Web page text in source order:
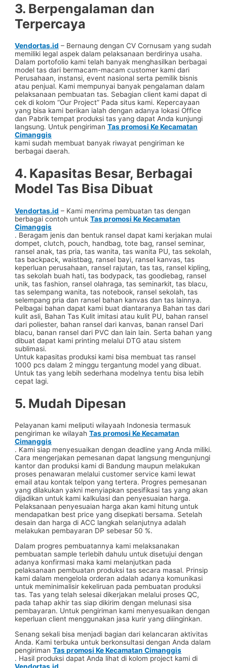
3. Berpengalaman dan
Terpercaya
Vendortas.id – Bernaung dengan CV Cornusam yang sudah
memiliki legal aspek dalam pelaksanaan berdirinya usaha.
Dalam portofolio kami telah banyak menghasilkan berbagai
model tas dari bermacam-macam customer kami dari
Perusahaan, instansi, event nasional serta pemilik bisnis
atau penjual. Kami mempunyai banyak pengalaman dalam
pelaksanaan pembuatan tas. Sebagian client kami dapat di
cek di kolom “Our Project” Pada situs kami. Kepercayaan
yang bisa kami berikan ialah dengan adanya lokasi Office
dan Pabrik tempat produksi tas yang dapat Anda kunjungi
langsung. Untuk pengirimanTas promosi Ke Kecamatan
Cimanggis
kami sudah membuat banyak riwayat pengiriman ke
berbagai daerah.
4. Kapasitas Besar, Berbagai
Model Tas Bisa Dibuat
Vendortas.id – Kami menrima pembuatan tas dengan
berbagai contoh untukTas promosi Ke Kecamatan
Cimanggis
. Beragam jenis dan bentuk ransel dapat kami kerjakan mulai
dompet, clutch, pouch, handbag, tote bag, ransel seminar,
ransel anak, tas pria, tas wanita, tas wanita PU, tas sekolah,
tas backpack, waistbag, ransel bayi, ransel kanvas, tas
keperluan perusahaan, ransel rajutan, tas tas, ransel kipling,
tas sekolah buah hati, tas bodypack, tas goodiebag, ransel
unik, tas fashion, ransel olahraga, tas seminarkit, tas blacu,
tas selempang wanita, tas notebook, ransel sekolah, tas
selempang pria dan ransel bahan kanvas dan tas lainnya.
Pelbagai bahan dapat kami buat diantaranya Bahan tas dari
kulit asli, Bahan Tas Kulit imitasi atau kulit PU, bahan ransel
dari poliester, bahan ransel dari kanvas, banan ransel Dari
blacu, banan ransel dari PVC dan lain lain. Serta bahan yang
dibuat dapat kami printing melalui DTG atau sistem
sublimasi.
Untuk kapasitas produksi kami bisa membuat tas ransel
1000 pcs dalam 2 minggu tergantung model yang dibuat.
Untuk tas yang lebih sederhana modelnya tentu bisa lebih
cepat lagi.
5. Mudah Dipesan
Pelayanan kami meliputi wilayaah Indonesia termasuk
pengiriman ke wilayahTas promosi Ke Kecamatan
Cimanggis
. Kami siap menyesuaikan dengan deadline yang Anda miliki.
Cara mengerjakan pemesanan dapat langsung mengunjungi
kantor dan produksi kami di Bandung maupun melakukan
proses penawaran melalui customer service kami lewat
email atau kontak telpon yang tertera. Progres pemesanan
yang dilakukan yakni menyiapkan spesifikasi tas yang akan
dijadikan untuk kami kalkulasi dan penyesuaian harga.
Pelaksanaan penyesuaian harga akan kami hitung untuk
mendapatkan best price yang disepkati bersama. Setelah
desain dan harga di ACC langkah selanjutnya adalah
melakukan pembayaran DP sebesar 50 %.
Dalam progres pembuatannya kami melaksanakan
pembuatan sample terlebih dahulu untuk disetujui dengan
adanya konfirmasi maka kami melanjutkan pada
pelaksanaan pembuatan produksi tas secara masal. Prinsip
kami dalam mengelola orderan adalah adanya komunikasi
untuk meminimalisir kekeliruan pada pembuatan produksi
tas. Tas yang telah selesai dikerjakan melalui proses QC,
pada tahap akhir tas siap dikirim dengan melunasi sisa
pembayaran. Untuk pengiriman kami menyesuaikan dengan
keperluan client menggunakan jasa kurir yang diiinginkan.
Senang sekali bisa menjadi bagian dari kelancaran aktivitas
Anda. Kami terbuka untuk berkonsultasi dengan Anda dalam
pengirimanTas promosi Ke Kecamatan Cimanggis
. Hasil produksi dapat Anda lihat di kolom project kami di
Vendortas.id